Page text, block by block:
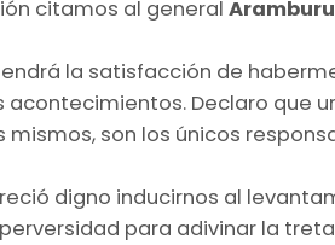
citamos al general Aramburu
la satisfacción de
Declaro que
son los únicos
digno inducirnos al
para adivinar la